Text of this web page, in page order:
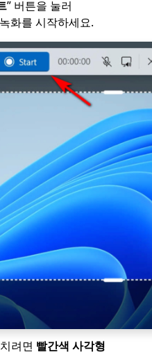
” 버튼을 눌러
화를 시작하세요.
려면 빨간색 사각형